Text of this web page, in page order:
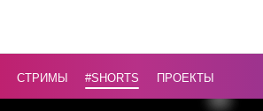
СТРИМЫ #Shorts ПРОЕКТЫ